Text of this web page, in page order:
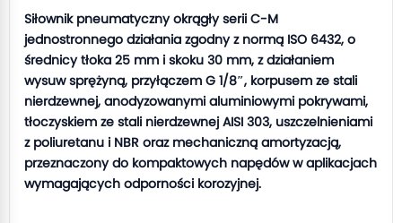
Siłownik pneumatyczny okrągły serii C-M
jednostronnego działania zgodny z normą ISO 6432, o
średnicy tłoka 25 mm i skoku 30 mm, z działaniem
wysuw sprężyną, przyłączem G 1/8″, korpusem ze stali
nierdzewnej, anodyzowanymi aluminiowymi pokrywami,
tłoczyskiem ze stali nierdzewnej AISI 303, uszczelnieniami
z poliuretanu i NBR oraz mechaniczną amortyzacją,
przeznaczony do kompaktowych napędów w aplikacjach
wymagających odporności korozyjnej.